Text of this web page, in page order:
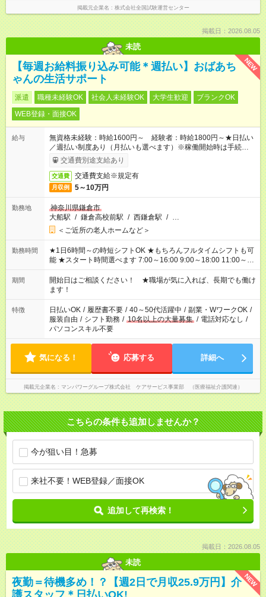
掲載元企業名 株式会社全国試験運営センター
掲載日：2026.08.05
未読
NEW
【毎週お給料振り込み可能＊週払い】おばあち
ゃんの生活サポート
派遣 職種未経験OK 社会人未経験OK 大学生歓迎
ブランクOK
WEB登録・面接OK
給与
無資格未経験：時給1600円～ 経験者：時給1800円～★日払い
／週払い制度あり（月払いも選べます）※稼働開始時は手続き完
了次第のお支払いとなります。
交通費別途支給あり
交通費 交通費支給※規定有
月収例 5～10万円
勤務地
神奈川県鎌倉市
大船駅 / 鎌倉高校前駅 / 西鎌倉駅 / …
＜ご近所の老人ホームなど＞
勤務時間
★1日6時間～の時短シフトOK ★もちろんフルタイムシフトも可
能 ★スタート時間選べます 7:00～16:00 9:00～18:00 11:00～
20:00 など 残業なし！ ※Wワークの場合、他のお仕事と合わせ
週40時間超の就業はご案内できません ※法令に基づき、週20時
間以上勤務は社会保険への加入対象となります ※労働者派遣法
（日雇い派遣の原則禁止）により、短時間・短期間の就業はご
案内が難しい場合があります
期間
開始日はご相談ください！ ★職場が気に入れば、長期でも働け
ます！
特徴 日払いOK / 履歴書不要 / 40～50代活躍中 / 副業・WワークOK /
服装自由 / シフト勤務 / 10名以上の大量募集 / 電話対応なし /
パソコンスキル不要
気になる！ 応募する 詳細へ
掲載元企業名 マンパワーグループ株式会社 ケアサービス事業部 （医療福祉介護関連）
こちらの条件も追加しませんか？
今が狙い目！急募
来社不要！WEB登録／面接OK
追加して再検索！
掲載日：2026.08.05
未読
NEW
夜勤＝待機多め！？【週2日で月収25.9万円】介
護スタッフ＊日払いOK!